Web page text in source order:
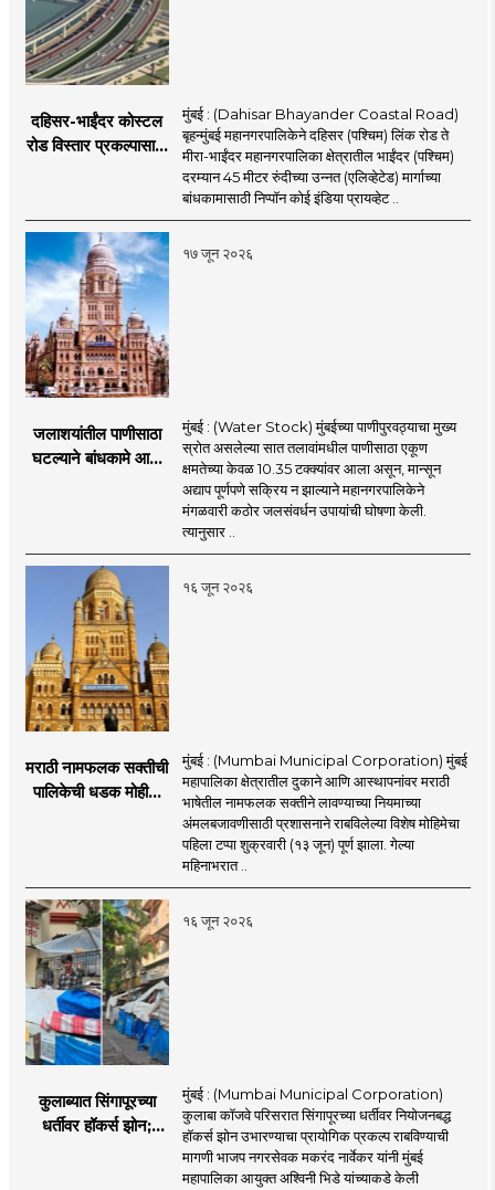
दहिसर-भाईंदर कोस्टल
रोड विस्तार प्रकल्पासाठी
मंजुरीची प्रतीक्षा
मुंबई : (Dahisar Bhayander Coastal Road)
बृहन्मुंबई महानगरपालिकेने दहिसर (पश्चिम) लिंक रोड ते
मीरा-भाईंदर महानगरपालिका क्षेत्रातील भाईंदर (पश्चिम)
दरम्यान 45 मीटर रुंदीच्या उन्नत (एलिव्हेटेड) मार्गाच्या
बांधकामासाठी निप्पॉन कोई इंडिया प्रायव्हेट ..
१७ जून २०२६
जलाशयांतील पाणीसाठा
घटल्याने बांधकामे आणि
निर्बंध
मुंबई : (Water Stock) मुंबईच्या पाणीपुरवठ्याचा मुख्य
स्रोत असलेल्या सात तलावांमधील पाणीसाठा एकूण
क्षमतेच्या केवळ 10.35 टक्क्यांवर आला असून, मान्सून
अद्याप पूर्णपणे सक्रिय न झाल्याने महानगरपालिकेने
मंगळवारी कठोर जलसंवर्धन उपायांची घोषणा केली.
त्यानुसार ..
१६ जून २०२६
मराठी नामफलक सक्तीची
पालिकेची धडक मोहीम;
मुंबई : (Mumbai Municipal Corporation) मुंबई
महापालिका क्षेत्रातील दुकाने आणि आस्थापनांवर मराठी
भाषेतील नामफलक सक्तीने लावण्याच्या नियमाच्या
अंमलबजावणीसाठी प्रशासनाने राबविलेल्या विशेष मोहिमेचा
पहिला टप्पा शुक्रवारी (१३ जून) पूर्ण झाला. गेल्या
महिनाभरात ..
१६ जून २०२६
कुलाब्यात सिंगापूरच्या
धर्तीवर हॉकर्स झोन;
मुंबई : (Mumbai Municipal Corporation)
कुलाबा कॉजवे परिसरात सिंगापूरच्या धर्तीवर नियोजनबद्ध
हॉकर्स झोन उभारण्याचा प्रायोगिक प्रकल्प राबविण्याची
मागणी भाजप नगरसेवक मकरंद नार्वेकर यांनी मुंबई
महापालिका आयुक्त अश्विनी भिडे यांच्याकडे केली